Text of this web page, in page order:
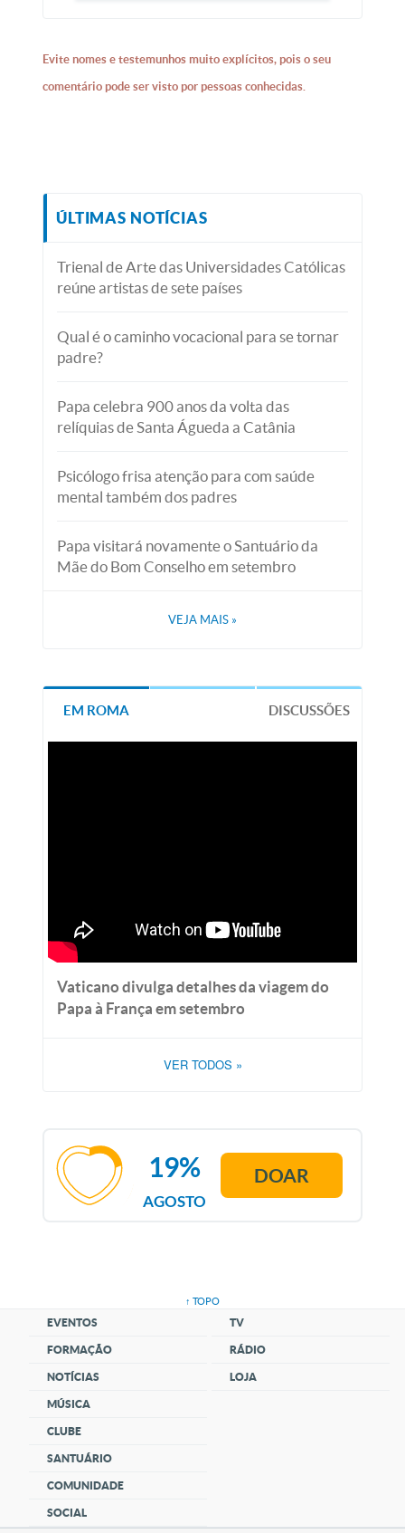
Evite nomes e testemunhos muito explícitos, pois o seu
comentário pode ser visto por pessoas conhecidas.
ÚLTIMAS NOTÍCIAS
Trienal de Arte das Universidades Católicas
reúne artistas de sete países
Qual é o caminho vocacional para se tornar
padre?
Papa celebra 900 anos da volta das
relíquias de Santa Águeda a Catânia
Psicólogo frisa atenção para com saúde
mental também dos padres
Papa visitará novamente o Santuário da
Mãe do Bom Conselho em setembro
VEJA MAIS »
EM ROMA DISCUSSÕES
Vaticano divulga detalhes da viagem do
Papa à França em setembro
VER TODOS »
AGOSTO
19% DOAR
↑ TOPO
EVENTOS
FORMAÇÃO
NOTÍCIAS
MÚSICA
CLUBE
SANTUÁRIO
COMUNIDADE
SOCIAL
TV
RÁDIO
LOJA